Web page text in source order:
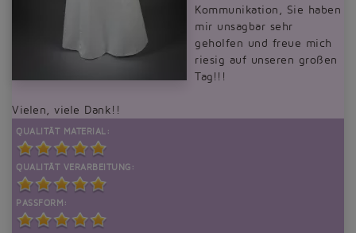
Kommunikation, Sie haben
mir unsagbar sehr
geholfen und freue mich
riesig auf unseren großen
Tag!!!
Vielen, viele Dank!!
QUALITÄT MATERIAL:
QUALITÄT VERARBEITUNG:
PASSFORM: